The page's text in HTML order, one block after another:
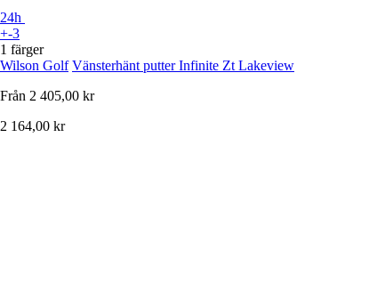
24h
+-3
1 färger
Wilson Golf Vänsterhänt putter Infinite Zt Lakeview
Från 2 405,00 kr
2 164,00 kr